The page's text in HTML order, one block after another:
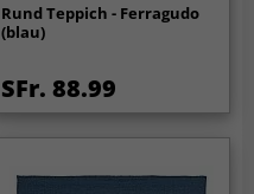
Rund Teppich - Ferragudo
(blau)
SFr. 88.99